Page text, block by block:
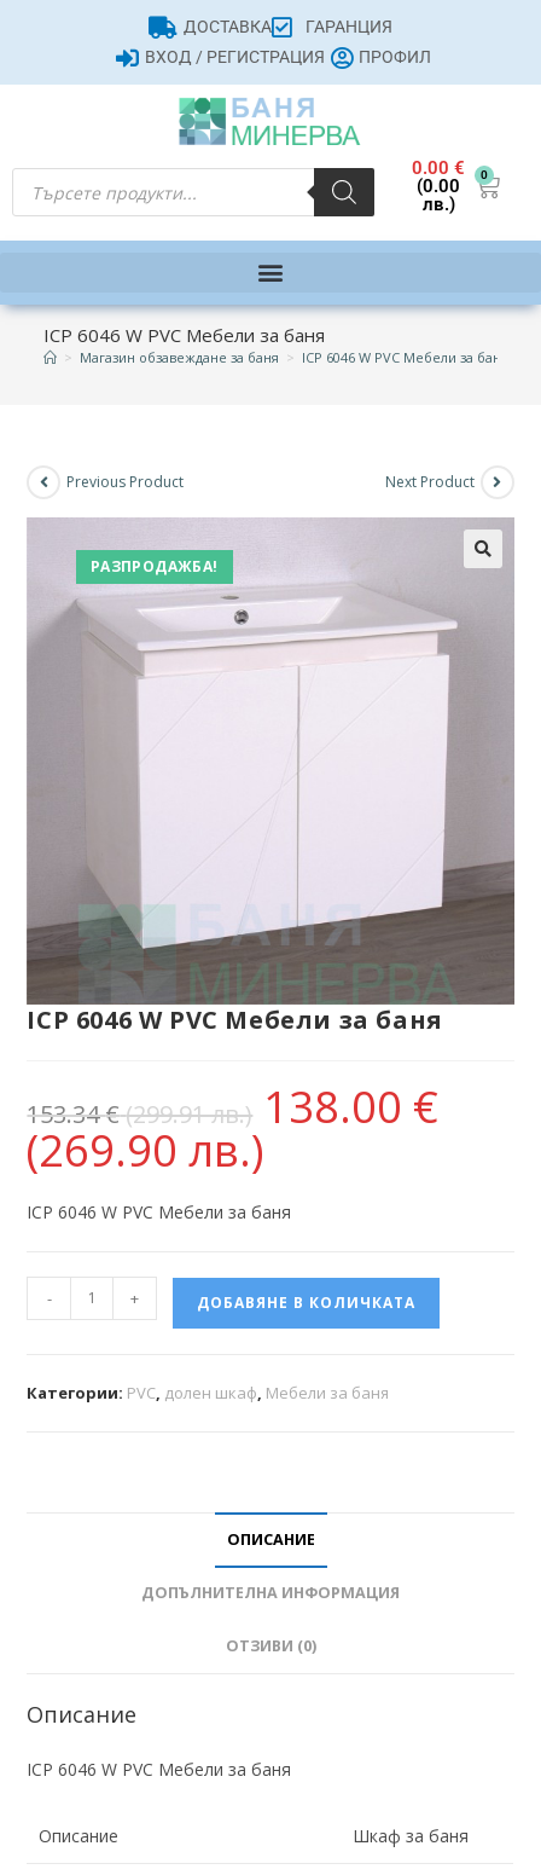
ДОСТАВКА
ГАРАНЦИЯ
ВХОД / РЕГИСТРАЦИЯ
ПРОФИЛ
0.00€
(0.00
лв.)
0
ICP 6046 W PVC Мебели за баня
> Магазин обзавеждане за баня > ICP 6046 W PVC Мебели за баня
РАЗПРОДАЖБА!
Previous Product Next Product
ICP 6046 W PVC Мебели за баня
153.34€(299.91 лв.) 138.00 €
(269.90 лв.)
ICP 6046 W PVC Мебели за баня
- + ДОБАВЯНЕ В КОЛИЧКАТА
Категории: PVC, долен шкаф, Мебели за баня
ОПИСАНИЕ
ДОПЪЛНИТЕЛНА ИНФОРМАЦИЯ
ОТЗИВИ (0)
Описание
ICP 6046 W PVC Мебели за баня
Описание Шкаф за баня